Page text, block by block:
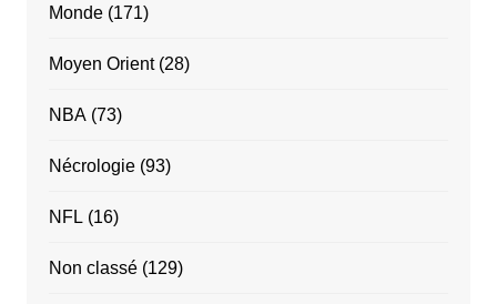
Monde(171)
Moyen Orient(28)
NBA(73)
Nécrologie(93)
NFL (16)
Non classé(129)